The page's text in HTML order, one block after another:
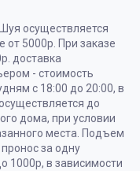
осуществляется
от 5000р. При заказе
доставка
- стоимость
с 18:00 до 20:00, в
до
дома, при условии
места. Подъем
за одну
1000р, в зависимости